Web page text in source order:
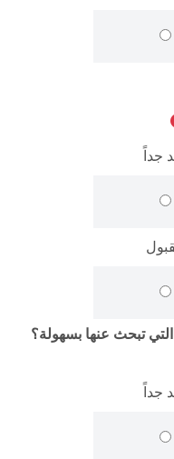
جداً
تبحث عنها بسهولة؟
جداً